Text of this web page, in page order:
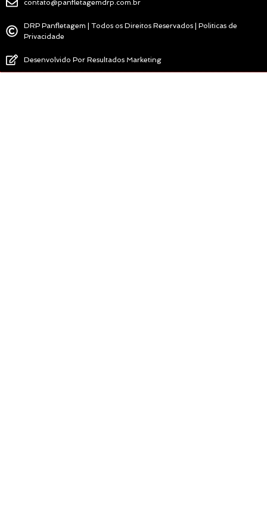
contato@panfletagemdrp.com.br
DRP Panfletagem | Todos os Direitos Reservados | Politicas de
Privacidade
Desenvolvido Por Resultados Marketing